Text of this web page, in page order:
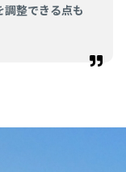
整できる点も